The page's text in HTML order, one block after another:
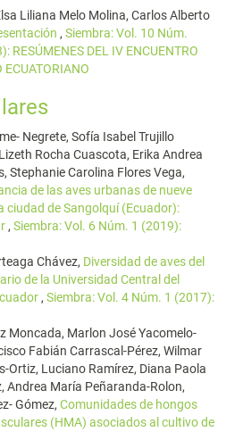
Liliana Melo Molina, Carlos Alberto
, Siembra: Vol. 10 Núm.
RESÚMENES DEL IV ENCUENTRO
ECUATORIANO
Negrete, Sofía Isabel Trujillo
Rocha Cuascota, Erika Andrea
Stephanie Carolina Flores Vega,
de las aves urbanas de nueve
ciudad de Sangolquí (Ecuador):
, Siembra: Vol. 6 Núm. 1 (2019):
Chávez, Diversidad de aves del
de la Universidad Central del
, Siembra: Vol. 4 Núm. 1 (2017):
Moncada, Marlon José Yacomelo-
Fabián Carrascal-Pérez, Wilmar
Ortiz, Luciano Ramírez, Diana Paola
Andrea María Peñaranda-Rolon,
Gómez, Comunidades de hongos
(HMA) asociados al cultivo de